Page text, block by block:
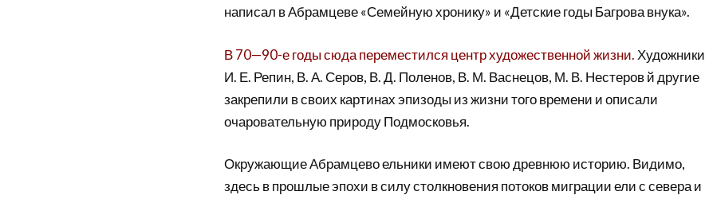
написал в Абрамцеве «Семейную хронику» и «Детские годы Багрова внука».
В 70—90-е годы сюда переместился центр художественной жизни. Художники
И. Е. Репин, В. А. Серов, В. Д. Поленов, В. М. Васнецов, М. В. Нестеров й другие
закрепили в своих картинах эпизоды из жизни того времени и описали
очаровательную природу Подмосковья.
Окружающие Абрамцево ельники имеют свою древнюю историю. Видимо,
здесь в прошлые эпохи в силу столкновения потоков миграции ели с севера и